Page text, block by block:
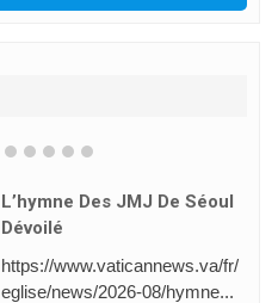
L’hymne Des JMJ De Séoul
Dévoilé
https://www.vaticannews.va/fr/
eglise/news/2026-08/hymne...